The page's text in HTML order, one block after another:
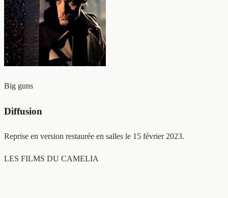
Big guns
Diffusion
Reprise en version restaurée en salles le 15 février 2023.
LES FILMS DU CAMELIA